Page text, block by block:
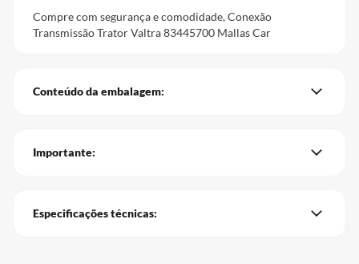
Compre com segurança e comodidade, Conexão
Transmissão Trator Valtra 83445700 Mallas Car
Conteúdo da embalagem:
Importante:
Especificações técnicas: